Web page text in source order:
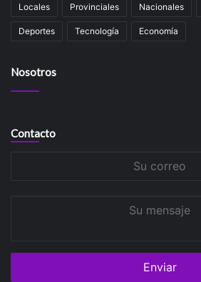
Locales Provinciales Nacionales
Deportes Tecnología Economía
Nosotros
Contacto